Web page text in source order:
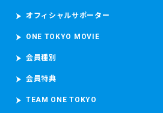
オフィシャルサポーター
ONE TOKYO MOVIE
会員種別
会員特典
TEAM ONE TOKYO